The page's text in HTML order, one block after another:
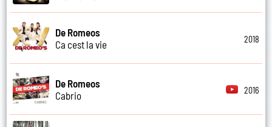
De Romeos
Ca cest la vie
2018
De Romeos
Cabrio
2016